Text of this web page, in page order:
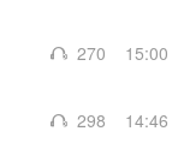
270 15:00
298 14:46